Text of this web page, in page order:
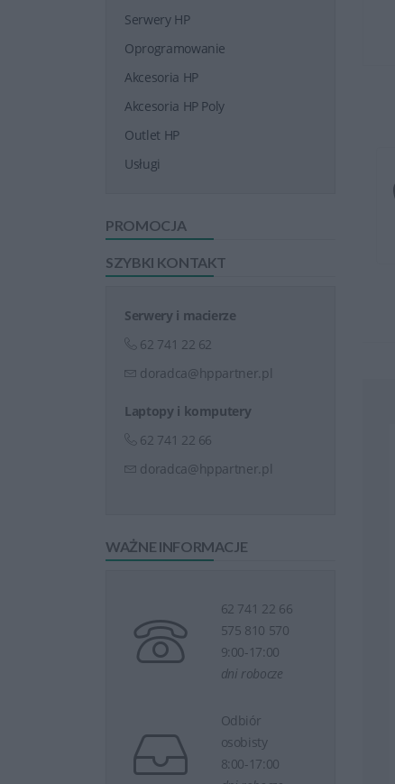
Serwery HP
Oprogramowanie
Akcesoria HP
Akcesoria HP Poly
Outlet HP
Usługi
PROMOCJA
SZYBKI KONTAKT
Serwery i macierze
62 741 22 62
doradca@hppartner.pl
Laptopy i komputery
62 741 22 66
doradca@hppartner.pl
WAŻNE INFORMACJE
62 741 22 66
575 810 570
9:00-17:00
dni robocze
Odbiór
osobisty
8:00-17:00